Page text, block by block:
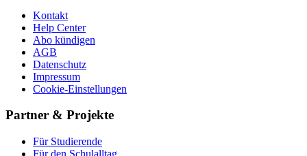
Kontakt
Help Center
Abo kündigen
AGB
Datenschutz
Impressum
Cookie-Einstellungen
Partner & Projekte
Für Stu­die­rende